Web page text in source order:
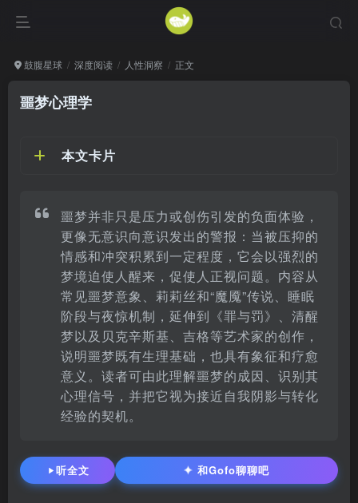
鼓腹星球 深度阅读 人性洞察 正文
噩梦心理学
本文卡片
噩梦并非只是压力或创伤引发的负面体验，
更像无意识向意识发出的警报：当被压抑的
情感和冲突积累到一定程度，它会以强烈的
梦境迫使人醒来，促使人正视问题。内容从
常见噩梦意象、莉莉丝和“魔魇”传说、睡眠
阶段与夜惊机制，延伸到《罪与罚》、清醒
梦以及贝克辛斯基、吉格等艺术家的创作，
说明噩梦既有生理基础，也具有象征和疗愈
意义。读者可由此理解噩梦的成因、识别其
心理信号，并把它视为接近自我阴影与转化
经验的契机。
听全文 ✦和Gofo聊聊吧